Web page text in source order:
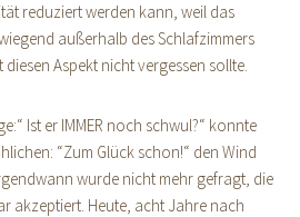
reduziert werden kann, weil das
außerhalb des Schlafzimmers
Aspekt nicht vergessen sollte.
Ist er IMMER noch schwul?“ konnte
“Zum Glück schon!“ den Wind
wurde nicht mehr gefragt, die
akzeptiert. Heute, acht Jahre nach